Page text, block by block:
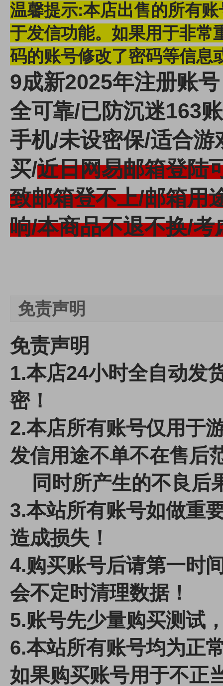
温馨提示:本店出售的所有
于发信功能。 如果用于非常
码的账号修改了密码等信息
9成新2025年注册账
全可靠/已防沉迷163
手机/未设密保/适合
买/近日网易邮箱登陆
致邮箱登不上/邮箱用
响/本商品不退不换/考
免责声明
免责声明
1.本店24小时全自动发
密！
2.本店所有账号仅用于
发信用途不单不在售后
同时所产生的不良后
3.本站所有账号如做重
造成损失！
4.购买账号后请第一时
会不定时清理数据！
5.账号先少量购买测试
6.本站所有账号均为正
如果购买账号用于不正